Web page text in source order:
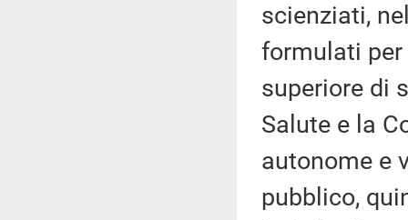
scienziati,
formulati
superiore di
Salute e la
autonome e
pubblico,